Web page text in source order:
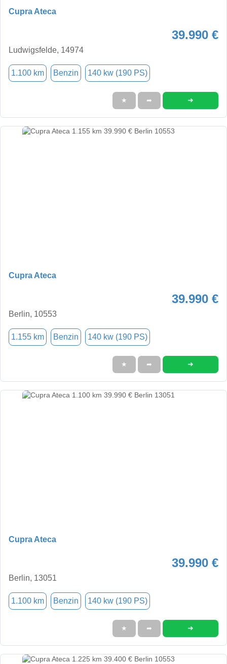
Cupra Ateca
39.990 €
Ludwigsfelde, 14974
1.100 km Benzin 140 kw (190 PS)
★ ➦ ➜
Cupra Ateca
39.990 €
Berlin, 10553
1.155 km Benzin 140 kw (190 PS)
★ ➦ ➜
Cupra Ateca
39.990 €
Berlin, 13051
1.100 km Benzin 140 kw (190 PS)
★ ➦ ➜